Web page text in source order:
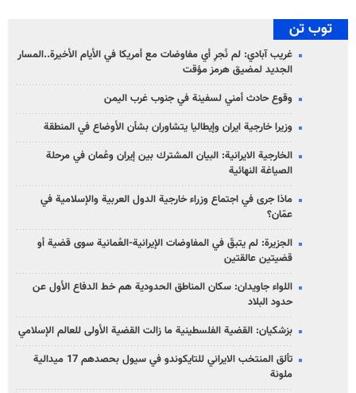
توب تن
غريب آبادي: لم نُجرِ أي مفاوضات مع أمريكا في الأيام الأخيرة..المسار
الجديد لمضيق هرمز مؤقت
وقوع حادث أمني لسفينة في جنوب غرب اليمن
وزيرا خارجية ايران وإيطاليا يتشاوران بشأن الأوضاع في المنطقة
الخارجية الايرانية: البيان المشترك بين إيران وعُمان في مرحلة
الصياغة النهائية
ماذا جرى في اجتماع وزراء خارجية الدول العربية والإسلامية في
عمّان؟
الجزيرة: لم يتبقّ في المفاوضات الإيرانية-العُمانية سوى قضية أو
قضيتين عالقتين
اللواء جاويدان: سكان المناطق الحدودية هم خط الدفاع الأول عن
حدود البلاد
بزشكيان: القضية الفلسطينية ما زالت القضية الأولى للعالم الإسلامي
تألق المنتخب الايراني للتايكوندو في سيول بحصدهم 17 ميدالية
ملونة